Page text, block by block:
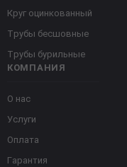
КОМПАНИЯ
О нас
Услуги
Оплата
Гарантия
Круг оцинкованный
Трубы бесшовные
Трубы бурильные